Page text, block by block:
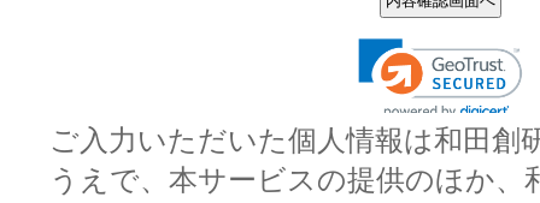
ご入力いただいた個人情報は和田創
うえで、本サービスの提供のほか、